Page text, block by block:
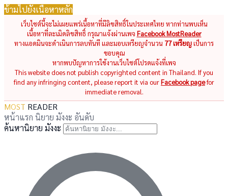
ข้ามไปยังเนื้อหาหลัก
เว็บไซต์นี้จะไม่เผยแพร่เนื้อหาที่มีลิขสิทธิ์ในประเทศไทย หากท่านพบเห็น
เนื้อหาที่ละเมิดลิขสิทธิ์ กรุณาแจ้งผ่านเพจ Facebook MostReader
ทางแอดมินจะดำเนินการลบทันที และมอบเหรียญจำนวน 77 เหรียญเป็นการ
ขอบคุณ
หากพบปัญหาการใช้งานเว็บไซต์โปรดแจ้งที่เพจ
This website does not publish copyrighted content in Thailand. If you
find any infringing content, please report it via ourFacebook pagefor
immediate removal.
MOST READER
หน้าแรก นิยาย มังงะ อันดับ
ค้นหานิยาย มังงะ